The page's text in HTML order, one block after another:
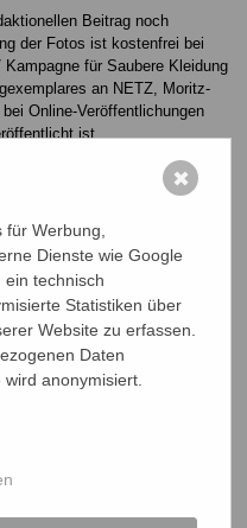
Beitrag noch
der Fotos ist kostenfrei bei
für Saubere Kleidung
an NETZ, Moritz-
Online-Veröffentlichungen
ist,
jegliche Weitergabe an Dritte
Werbung,
Dienste wie Google
ein technisch
Statistiken über
Website zu erfassen.
Daten
anonymisiert.
✖